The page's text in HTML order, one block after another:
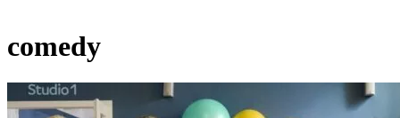
comedy